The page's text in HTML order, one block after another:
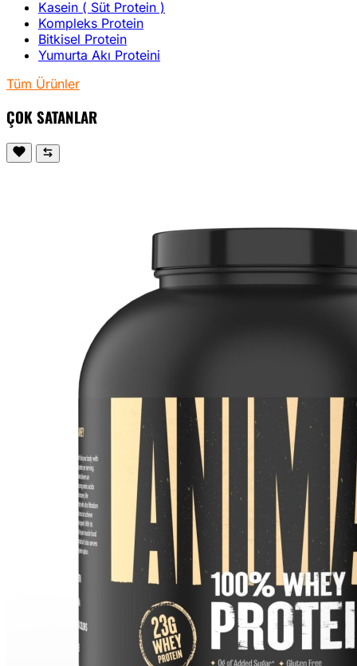
Kasein ( Süt Protein )
Kompleks Protein
Bitkisel Protein
Yumurta Akı Proteini
Tüm Ürünler
ÇOK SATANLAR